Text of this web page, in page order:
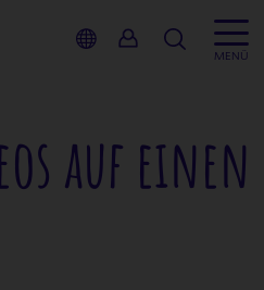
Suche
MENÜ
auf einen
Inhalt